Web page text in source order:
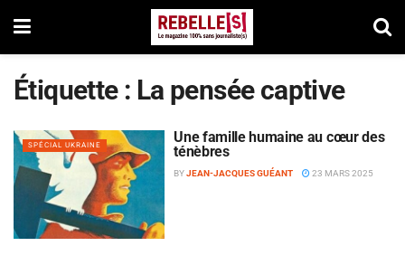
Étiquette : La pensée captive
SPÉCIAL UKRAINE
Une famille humaine au cœur des
ténèbres
BYJEAN-JACQUES GUÉANT 23 MARS 2025